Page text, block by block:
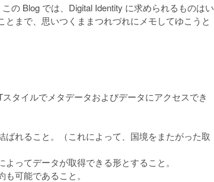
の Blog では、Digital Identity に求められるものはい
まで、思いつくままつれづれにメモしてゆこうと
タイルでメタデータおよびデータにアクセスでき
れること。（これによって、国境をまたがった取
ってデータが取得できる形とすること。
可能であること。